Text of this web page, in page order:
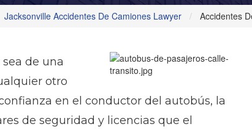
Jacksonville Accidentes De Camiones Lawyer Accidentes
de una
otro
en el conductor del autobús, la
de seguridad y licencias que el